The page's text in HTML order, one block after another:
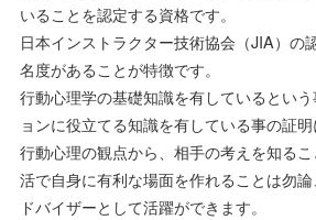
いることを認定する資格です。
日本インストラクター技術協会（JIA）の
名度があることが特徴です。
行動心理学の基礎知識を有しているとい
ョンに役立てる知識を有している事の証明
行動心理の観点から、相手の考えを知る
活で自身に有利な場面を作れることは勿
ドバイザーとして活躍ができます。